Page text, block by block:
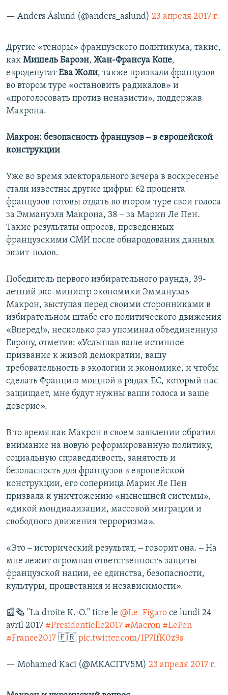
— Anders Åslund (@anders_aslund) 23 апреля 2017 г.
Другие «теноры» французского политикума, такие,
как Мишель Бароэн, Жан-Франсуа Копе,
евродепутатЕва Жоли, также призвали французов
во втором туре «остановить радикалов» и
«проголосовать против ненависти», поддержав
Макрона.
Макрон: безопасность французов ‒ в европейской
конструкции
Уже во время электорального вечера в воскресенье
стали известны другие цифры: 62 процента
французов готовы отдать во втором туре свои голоса
за Эммануэля Макрона, 38 ‒ за Марин Ле Пен.
Такие результаты опросов, проведенных
французскими СМИ после обнародования данных
экзит-полов.
Победитель первого избирательного раунда, 39-
летний экс-министр экономики Эммануэль
Макрон, выступая перед своими сторонниками в
избирательном штабе его политического движения
«Вперед!», несколько раз упоминал объединенную
Европу, отметив: «Услышав ваше истинное
призвание к живой демократии, вашу
требовательность в экологии и экономике, и чтобы
сделать Францию мощной в рядах ЕС, который нас
защищает, мне будут нужны ваши голоса и ваше
доверие».
В то время как Макрон в своем заявлении обратил
внимание на новую реформированную политику,
социальную справедливость, занятость и
безопасность для французов в европейской
конструкции, его соперница Марин Ле Пен
призвала к уничтожению «нынешней системы»,
«дикой мондиализации, массовой миграции и
свободного движения терроризма».
«Это ‒ исторический результат, ‒ говорит она. ‒ На
мне лежит огромная ответственность защиты
французской нации, ее единства, безопасности,
культуры, процветания и независимости».
📰🗞 "La droite K.-O." titre le @Le_Figaro ce lundi 24
avril 2017 #Presidentielle2017 #Macron #LePen
#France2017 🇫🇷 pic.twitter.com/IP7IfK0z9s
— Mohamed Kaci (@MKACITV5M) 23 апреля 2017 г.